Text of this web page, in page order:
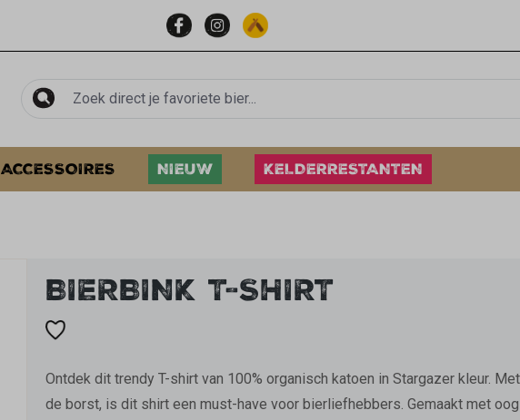
ACCESSOIRES NIEUW KELDERRESTANTEN
BIERBINK T-SHIRT
Ontdek dit trendy T-shirt van 100% organisch katoen in Stargazer kleur.
de borst, is dit shirt een must-have voor bierliefhebbers. Gemaakt met